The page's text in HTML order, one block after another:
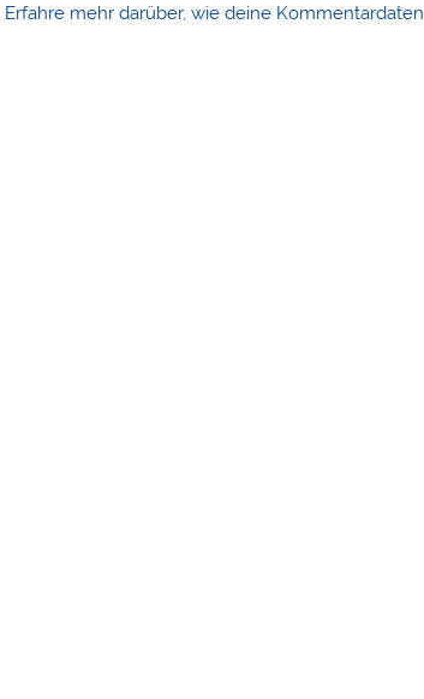
Erfahre mehr darüber, wie deine Kommentardaten